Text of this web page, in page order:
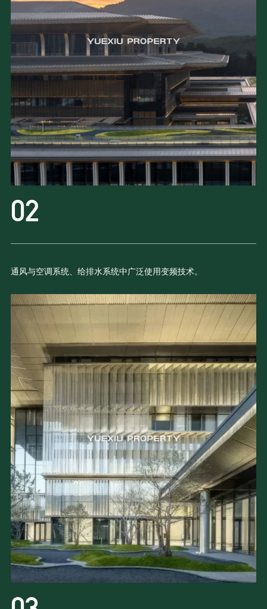
通风与空调系统、给排水系统中广泛使用变频技术。